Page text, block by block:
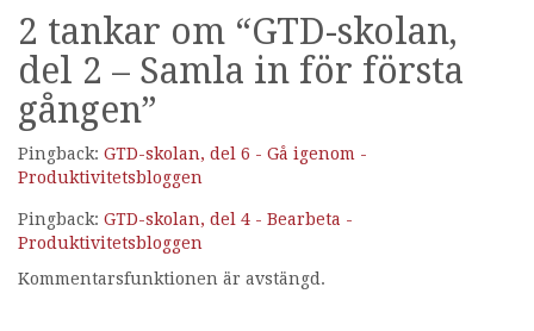
2 tankar om “GTD-skolan,
del 2 – Samla in för första
gången”
Pingback: GTD-skolan, del 6 - Gå igenom -
Produktivitetsbloggen
Pingback: GTD-skolan, del 4 - Bearbeta -
Produktivitetsbloggen
Kommentarsfunktionen är avstängd.